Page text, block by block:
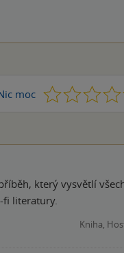
moc 1 2 3 4 5
který vysvětlí
fi literatury.
Kniha,